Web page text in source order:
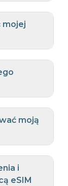
mojej
moją
i
eSIM